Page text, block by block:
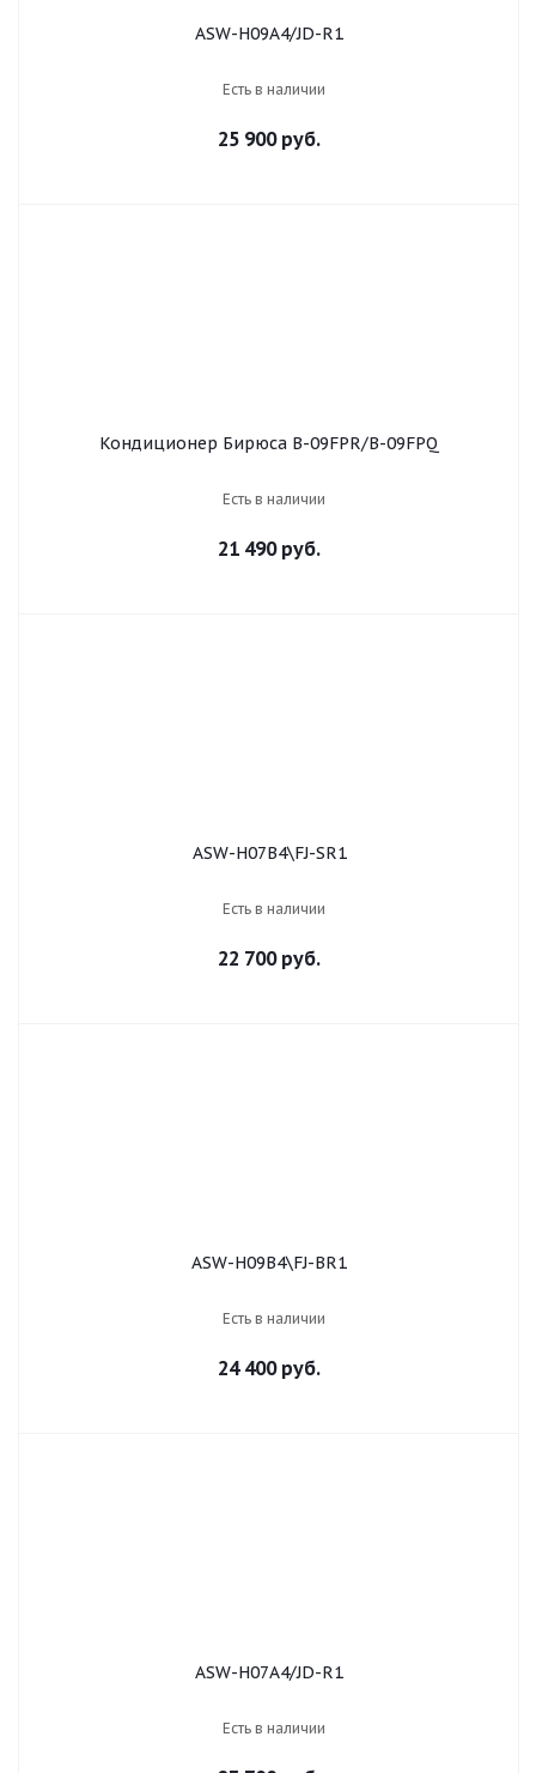
ASW-H09A4/JD-R1
Есть в наличии
25 900 руб.
Кондиционер Бирюса B-09FPR/B-09FPQ
Есть в наличии
21 490 руб.
ASW-H07B4\FJ-SR1
Есть в наличии
22 700 руб.
ASW-H09B4\FJ-BR1
Есть в наличии
24 400 руб.
ASW-H07A4/JD-R1
Есть в наличии